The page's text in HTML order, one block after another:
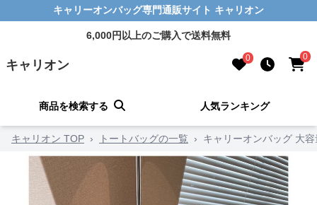
キャリーオンバッグ専門通販サイト キャリオン
6,000円以上のご購入で送料無料
キャリオン 0 0
商品を検索する 人気ランキング
キャリオン TOP › トートバッグの一覧 › キャリーオンバッグ 大